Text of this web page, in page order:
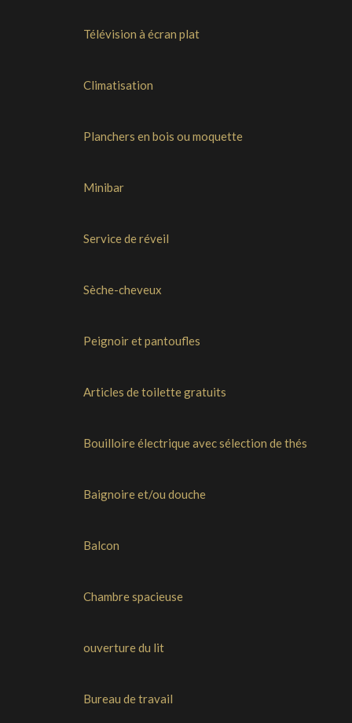
Télévision à écran plat
Climatisation
Planchers en bois ou moquette
Minibar
Service de réveil
Sèche-cheveux
Peignoir et pantoufles
Articles de toilette gratuits
Bouilloire électrique avec sélection de thés
Baignoire et/ou douche
Balcon
Chambre spacieuse
ouverture du lit
Bureau de travail